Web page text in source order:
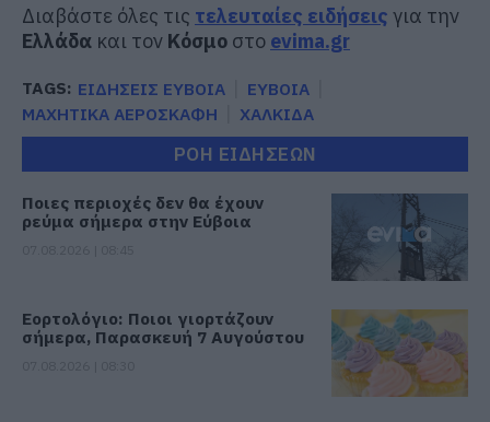
Διαβάστε όλες τις τελευταίες ειδήσεις για την
Ελλάδα και τον Κόσμο στο evima.gr
TAGS: ΕΙΔΗΣΕΙΣ ΕΥΒΟΙΑ
ΕΥΒΟΙΑ
ΜΑΧΗΤΙΚΑ ΑΕΡΟΣΚΑΦΗ
ΧΑΛΚΙΔΑ
ΡΟΗ ΕΙΔΗΣΕΩΝ
Ποιες περιοχές δεν θα έχουν
ρεύμα σήμερα στην Εύβοια
Εορτολόγιο: Ποιοι γιορτάζουν
σήμερα, Παρασκευή 7 Αυγούστου